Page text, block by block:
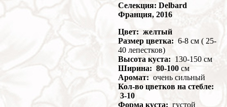
Селекция: Delbard
Франция, 2016
Цвет: желтый
Размер цветка: 6-8 см ( 25-
40 лепестков)
Высота куста: 130-150 см
Ширина: 80-100 см
Аромат: очень сильный
Кол-во цветков на стебле:
3-10
Форма куста: густой